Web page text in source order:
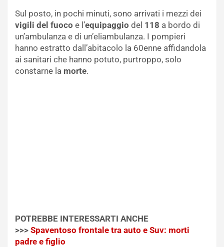
Sul posto, in pochi minuti, sono arrivati i mezzi dei
vigili del fuoco e l’equipaggio del 118 a bordo di
un’ambulanza e di un’eliambulanza. I pompieri
hanno estratto dall’abitacolo la 60enne affidandola
ai sanitari che hanno potuto, purtroppo, solo
constarne la morte.
POTREBBE INTERESSARTI ANCHE
>>> Spaventoso frontale tra auto e Suv: morti
padre e figlio